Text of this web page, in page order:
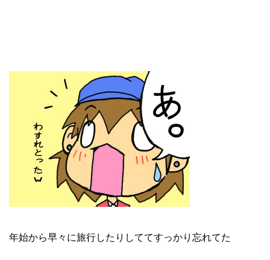
年始から早々に旅行したりしててすっかり忘れてた